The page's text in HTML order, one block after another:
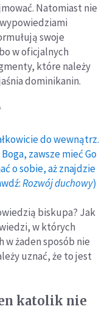
Natomiast nie
swoje
w oficjalnych
które należy
dominikanin.
do wewnątrz.
zawsze mieć Go
o sobie, aż znajdzie
Rozwój duchowy)
biskupa? Jak
w których
w żaden sposób nie
uznać, że to jest
katolik nie